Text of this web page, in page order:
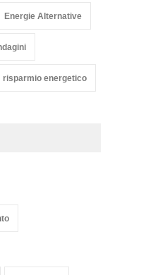
Energie Alternative
risparmio energetico